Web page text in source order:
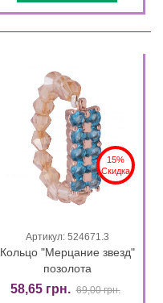
15%
Скидка
Артикул: 524671.3
Кольцо "Мерцание звезд"
позолота
58,65 грн. 69,00 грн.